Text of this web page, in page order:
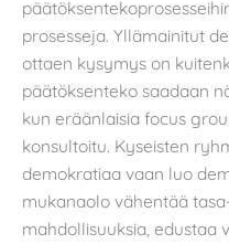
prosesseja. Yllämainitut
ottaen kysymys on
päätöksenteko saadaan
kun eräänlaisia focus
konsultoitu. Kyseisten
demokratiaa vaan luo
mukanaolo vähentää
mahdollisuuksia, edustaa